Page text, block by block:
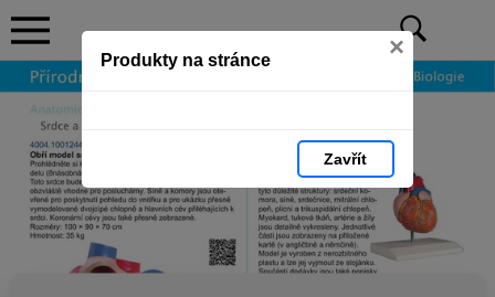
Produkty na stránce ×
Zavřít